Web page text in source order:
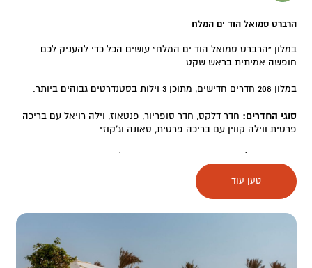
הרברט סמואל הוד ים המלח
במלון"הרברט סמואל הוד ים המלח" עושים הכל כדי להעניק לכם
חופשה אמיתית בראש שקט.
במלון 208 חדרים חדישים, מתוכן 3 וילות בסטנדרטים גבוהים ביותר.
סוגי החדרים: חדר דלקס, חדר סופריור, פנטאוז, וילה רויאל עם בריכה
פרטית ווילה קווין עם בריכה פרטית, סאונה וג'קוזי.
ממרפסות כל החדרים נשקף הנוף הייחודי של האזור- מדבר וים טורקיז.
במסעדת המלון “כפות תמרים” יגישו לכם תפריט מגוון ועשיר של מנות
טען עוד